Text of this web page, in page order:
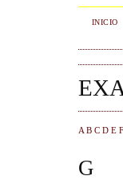
INICIO
A B C D E F
G